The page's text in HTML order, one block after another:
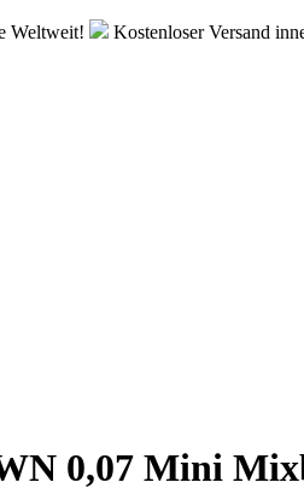
Weltweit! Kostenloser Versand
0,07 Mini